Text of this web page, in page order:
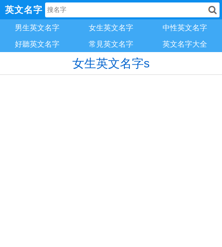
英文名字
男生英文名字 女生英文名字
中性英文名字
好聽英文名字
常見英文名字 英文名字大全
女生英文名字s